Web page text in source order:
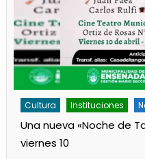
Cultura Instituciones
Una nueva «Noche de
viernes 10